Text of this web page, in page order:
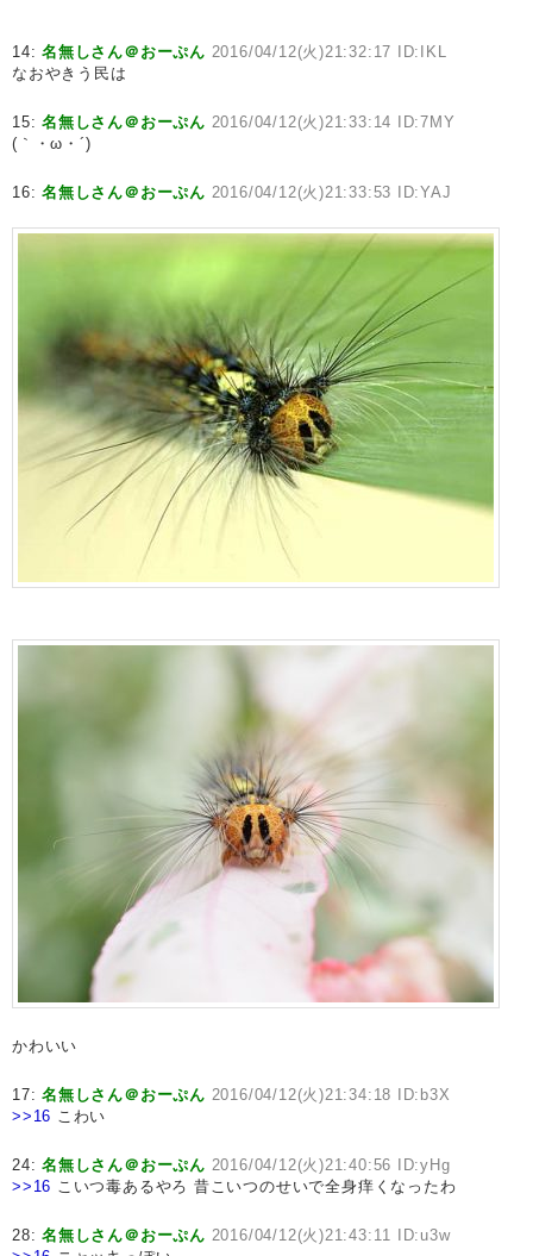
14:名無しさん＠おーぷん 2016/04/12(火)21:32:17 ID:IKL
なおやきう民は
15:名無しさん＠おーぷん 2016/04/12(火)21:33:14 ID:7MY
(｀・ω・´)
16:名無しさん＠おーぷん 2016/04/12(火)21:33:53 ID:YAJ
かわいい
17:名無しさん＠おーぷん 2016/04/12(火)21:34:18 ID:b3X
>>16 こわい
24:名無しさん＠おーぷん 2016/04/12(火)21:40:56 ID:yHg
>>16 こいつ毒あるやろ 昔こいつのせいで全身痒くなったわ
28:名無しさん＠おーぷん 2016/04/12(火)21:43:11 ID:u3w